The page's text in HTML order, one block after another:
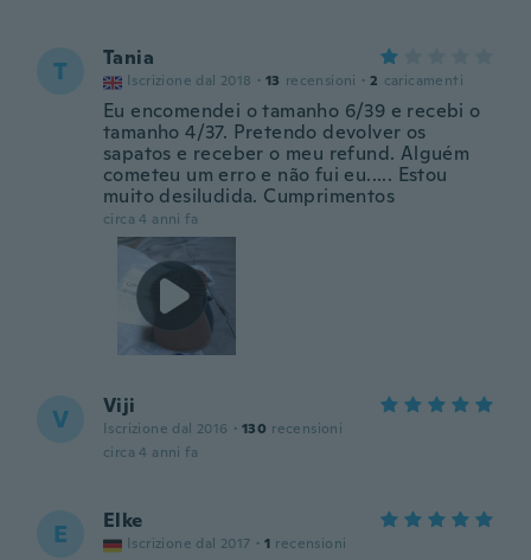
T Tania
Iscrizione dal 2018 · 13 recensioni · 2 caricamenti
Eu encomendei o tamanho 6/39 e recebi o
tamanho 4/37. Pretendo devolver os
sapatos e receber o meu refund. Alguém
cometeu um erro e não fui eu..... Estou
muito desiludida. Cumprimentos
circa 4 anni fa
V Viji
Iscrizione dal 2016 · 130 recensioni
circa 4 anni fa
E Elke
Iscrizione dal 2017 · 1 recensioni